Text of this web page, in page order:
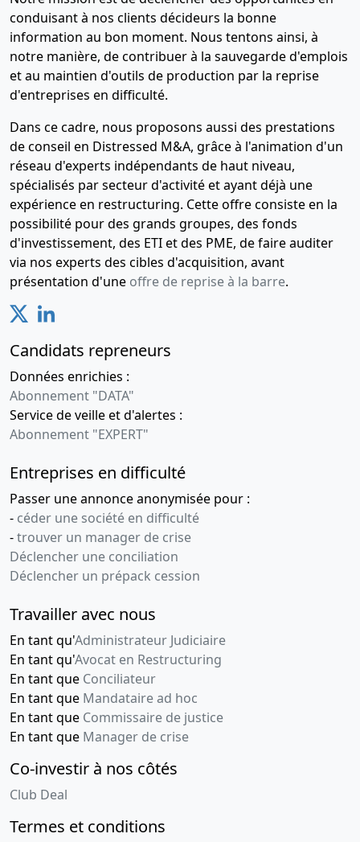
conduisant à nos clients décideurs la bonne
information au bon moment. Nous tentons ainsi, à
notre manière, de contribuer à la sauvegarde d'emplois
et au maintien d'outils de production par la reprise
d'entreprises en difficulté.
Dans ce cadre, nous proposons aussi des prestations
de conseil en Distressed M&A, grâce à l'animation d'un
réseau d'experts indépendants de haut niveau,
spécialisés par secteur d'activité et ayant déjà une
expérience en restructuring. Cette offre consiste en la
possibilité pour des grands groupes, des fonds
d'investissement, des ETI et des PME, de faire auditer
via nos experts des cibles d'acquisition, avant
présentation d'une offre de reprise à la barre.
Candidats repreneurs
Données enrichies :
Abonnement "DATA"
Service de veille et d'alertes :
Abonnement "EXPERT"
Entreprises en difficulté
Passer une annonce anonymisée pour :
- céder une société en difficulté
-trouver un manager de crise
Déclencher une conciliation
Déclencher un prépack cession
Travailler avec nous
En tant qu'Administrateur Judiciaire
En tant qu'Avocat en Restructuring
En tant que Conciliateur
En tant que Mandataire ad hoc
En tant que Commissaire de justice
En tant que Manager de crise
Co-investir à nos côtés
Club Deal
Termes et conditions